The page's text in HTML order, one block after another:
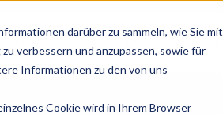
darüber zu sammeln, wie Sie mit
verbessern und anzupassen, sowie für
Informationen zu den von uns
Cookie wird in Ihrem Browser